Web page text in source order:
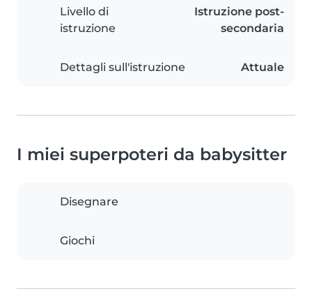
Livello di
istruzione
Istruzione post-
secondaria
Dettagli sull'istruzione Attuale
I miei superpoteri da babysitter
Disegnare
Giochi